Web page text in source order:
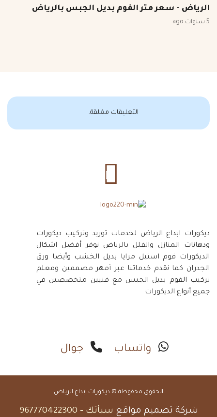
الرياض - سعر متر الفوم بديل الجبس بالرياض
5 سنوات ago
التعليقات مغلقة.
ديكورات ابداع الرياض لخدمات توريد وتركيب ديكورات
ودهانات المنازل والفلل بالرياض نوفر أفضل اشكال
الديكورات فوم استيل مرايا بديل الخشب وأيضا ورق
الجدران كما نقدم خدماتنا عبر أمهر مصممين ومعلم
تركيب الفوم بديل الجبس مع فنيين متخصصين في
جميع أنواع الديكورات
واتساب جوال
الحقوق محفوظة © ديكورات ابداع الرياض
شركة تصميم مواقع سبأتك -
967770422300